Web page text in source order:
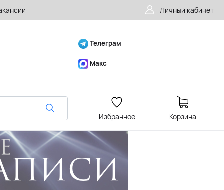
Личный кабинет
Телеграм
Макс
Избранное Корзина